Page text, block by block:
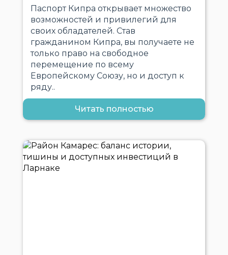
Паспорт Кипра открывает множество
возможностей и привилегий для
своих обладателей. Став
гражданином Кипра, вы получаете не
только право на свободное
перемещение по всему
Европейскому Союзу, но и доступ к
ряду..
Читать полностью